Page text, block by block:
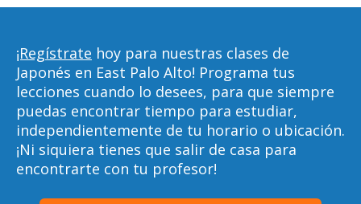
¡Regístrate hoy para nuestras clases de
Japonés en East Palo Alto! Programa tus
lecciones cuando lo desees, para que siempre
puedas encontrar tiempo para estudiar,
independientemente de tu horario o ubicación.
¡Ni siquiera tienes que salir de casa para
encontrarte con tu profesor!